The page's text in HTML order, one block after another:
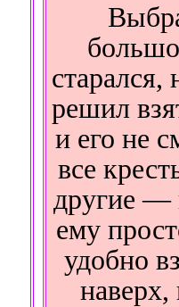
старался,
решил
и его не
все
другие —
ему
удобно
наверх,